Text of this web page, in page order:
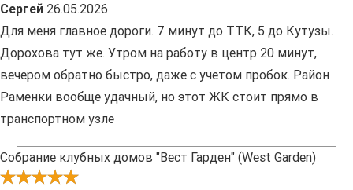
Сергей 26.05.2026
Для меня главное дороги. 7 минут до ТТК, 5 до Кутузы.
Дорохова тут же. Утром на работу в центр 20 минут,
вечером обратно быстро, даже с учетом пробок. Район
Раменки вообще удачный, но этот ЖК стоит прямо в
транспортном узле
Собрание клубных домов "Вест Гарден" (West Garden)